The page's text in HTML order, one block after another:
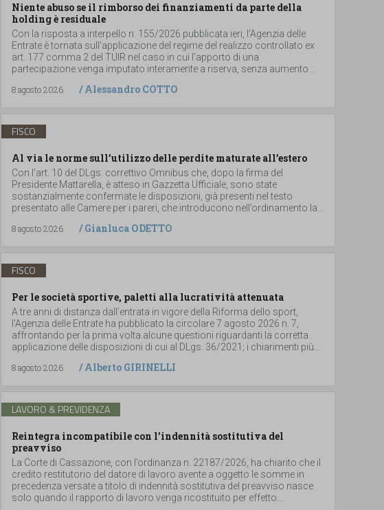
Niente abuso se il rimborso dei finanziamenti da parte della
holding è residuale
Con la risposta a interpello n. 155/2026 pubblicata ieri, l’Agenzia delle
Entrate è tornata sull’applicazione del regime del realizzo controllato ex
art. 177 comma 2 del TUIR nel caso in cui l’apporto di una
partecipazione venga imputato interamente a riserva, senza aumento...
8 agosto 2026
/Alessandro COTTO
FISCO
Al via le norme sull’utilizzo delle perdite maturate all’estero
Con l’art. 10 del DLgs. correttivo Omnibus che, dopo la firma del
Presidente Mattarella, è atteso in Gazzetta Ufficiale, sono state
sostanzialmente confermate le disposizioni, già presenti nel testo
presentato alle Camere per i pareri, che introducono nell’ordinamento la...
8 agosto 2026
/Gianluca ODETTO
FISCO
Per le società sportive, paletti alla lucratività attenuata
A tre anni di distanza dall’entrata in vigore della Riforma dello sport,
l’Agenzia delle Entrate ha pubblicato la circolare 7 agosto 2026 n. 7,
affrontando per la prima volta alcune questioni riguardanti la corretta
applicazione delle disposizioni di cui al DLgs. 36/2021; i chiarimenti più...
8 agosto 2026
/Alberto GIRINELLI
LAVORO & PREVIDENZA
Reintegra incompatibile con l’indennità sostitutiva del
preavviso
La Corte di Cassazione, con l’ordinanza n. 22187/2026, ha chiarito che il
credito restitutorio del datore di lavoro avente a oggetto le somme in
precedenza versate a titolo di indennità sostitutiva del preavviso nasce
solo quando il rapporto di lavoro venga ricostituito per effetto...